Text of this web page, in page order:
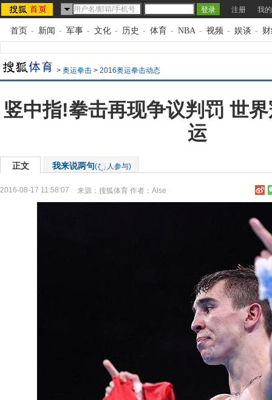
注册 我
首页 - 新闻 - 军事 - 文化 - 历史 - 体育 - NBA - 视频 - 娱谈 -
> 奥运拳击 > 2016奥运拳击动态
竖中指!拳击再现争议判罚 世
运
正文 我来说两句( 人参与)
2016-08-17 11:58:07 来源： 搜狐体育 作者：Alse